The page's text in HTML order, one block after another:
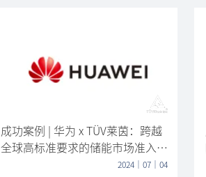
成功案例 | 华为 x TÜV莱茵：跨越
全球高标准要求的储能市场准入门
2024｜07｜04